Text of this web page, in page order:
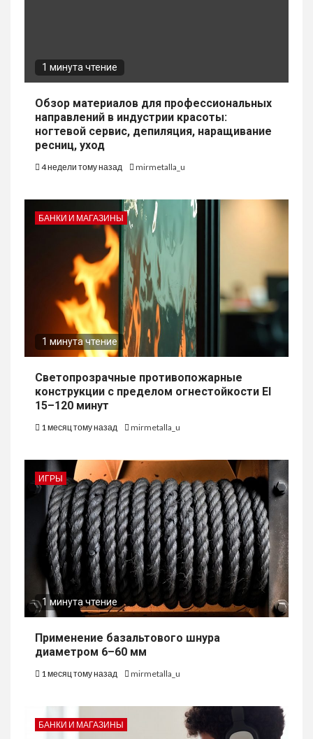
1 минута чтение
Обзор материалов для профессиональных
направлений в индустрии красоты:
ногтевой сервис, депиляция, наращивание
ресниц, уход
4 недели тому назад mirmetalla_u
БАНКИ И МАГАЗИНЫ
1 минута чтение
Светопрозрачные противопожарные
конструкции с пределом огнестойкости EI
15–120 минут
1 месяц тому назад mirmetalla_u
ИГРЫ
1 минута чтение
Применение базальтового шнура
диаметром 6–60 мм
1 месяц тому назад mirmetalla_u
БАНКИ И МАГАЗИНЫ